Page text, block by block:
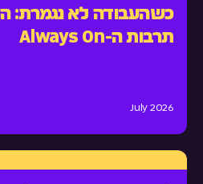
כשהעבודה לא נגמרת:
תרבות ה-Always On
July 2026